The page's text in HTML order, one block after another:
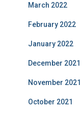
March 2022
February 2022
January 2022
December 2021
November 2021
October 2021